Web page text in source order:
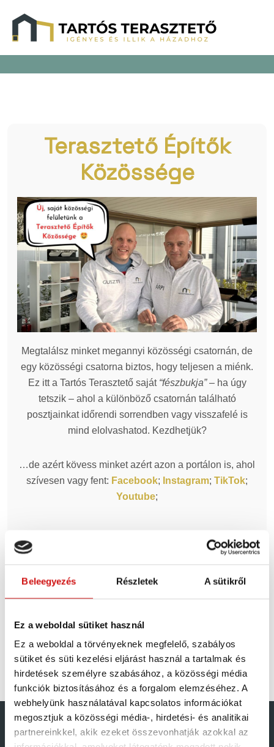
Beleegyezés Részletek A sütikről
Ez a weboldal sütiket használ
Ez a weboldal a törvényeknek megfelelő, szabályos
sütiket és süti kezelési eljárást használ a tartalmak és
hirdetések személyre szabásához, a közösségi média
funkciók biztosításához és a forgalom elemzéséhez. A
webhelyünk használatával kapcsolatos információkat
megosztjuk a közösségi média-, hirdetési- és analitikai
partnereinkkel, akik ezeket összevonhatják azokkal az
Terasztető Építők
Közössége
Megtalálsz minket megannyi közösségi csatornán, de
egy közösségi csatorna biztos, hogy teljesen a miénk.
Ez itt a Tartós Terasztető saját “fészbukja”– ha úgy
tetszik – ahol a különböző csatornán található
posztjainkat időrendi sorrendben vagy visszafelé is
mind elolvashatod. Kezdhetjük?
…de azért kövess minket azért azon a portálon is, ahol
szívesen vagy fent: Facebook; Instagram; TikTok;
Youtube;
Hiba történt a betöltés közben.
EZEK OLVASTAD MÁR?
2 súlyos terasztető kivitelezési hiba, amit érdemes elkerülni…